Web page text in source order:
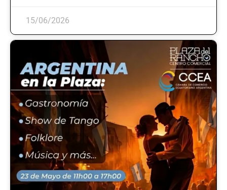
15/06/2026